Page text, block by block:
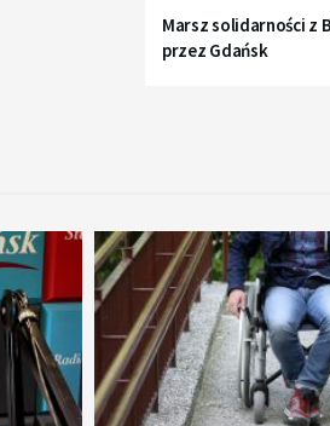
Marsz solidarności z
przez Gdańsk